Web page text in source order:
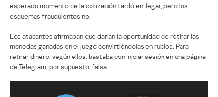
esperado momento de la cotización tardó en llegar, pero los
esquemas fraudulentos no.
Los atacantes afirmaban que darían la oportunidad de retirar las
monedas ganadas en el juego convirtiéndolas en rublos. Para
retirar dinero, según ellos, bastaba con iniciar sesión en una página
de Telegram, por supuesto, falsa.